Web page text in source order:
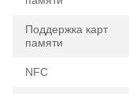
Поддержка карт
памяти
NFC